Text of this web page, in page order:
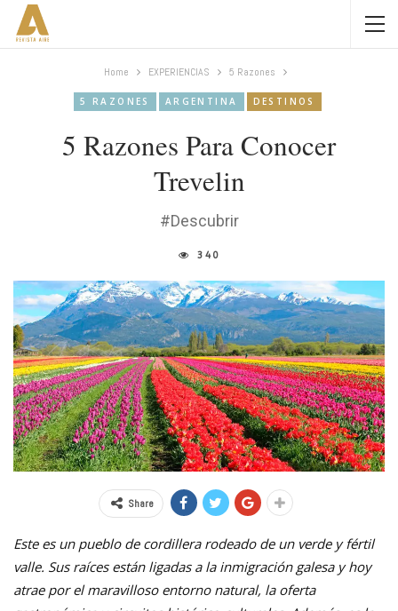
Home EXPERIENCIAS 5 Razones
5 RAZONES ARGENTINA DESTINOS
5 Razones Para Conocer
Trevelin
#Descubrir
340
Share
Este es un pueblo de cordillera rodeado de un verde y fértil
valle. Sus raíces están ligadas a la inmigración galesa y hoy
atrae por el maravilloso entorno natural, la oferta